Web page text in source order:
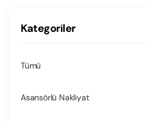
Kategoriler
Tümü
Asansörlü Nakliyat